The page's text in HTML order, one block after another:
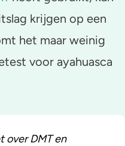
krijgen op een
het maar weinig
voor ayahuasca
over DMT en